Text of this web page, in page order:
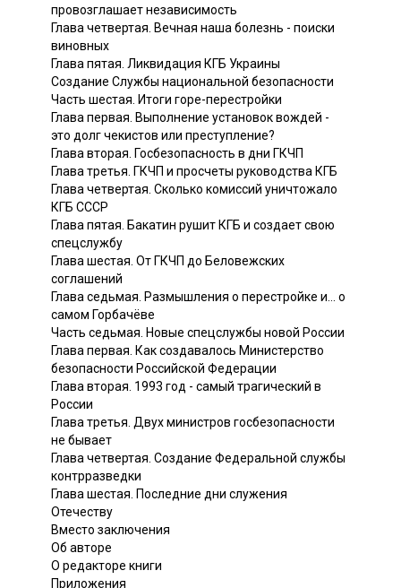
провозглашает независимость
Глава четвертая. Вечная наша болезнь - поиски
виновных
Глава пятая. Ликвидация КГБ Украины
Создание Службы национальной безопасности
Часть шестая. Итоги горе-перестройки
Глава первая. Выполнение установок вождей -
это долг чекистов или преступление?
Глава вторая. Госбезопасность в дни ГКЧП
Глава третья. ГКЧП и просчеты руководства КГБ
Глава четвертая. Сколько комиссий уничтожало
КГБ СССР
Глава пятая. Бакатин рушит КГБ и создает свою
спецслужбу
Глава шестая. От ГКЧП до Беловежских
соглашений
Глава седьмая. Размышления о перестройке и… о
самом Горбачёве
Часть седьмая. Новые спецслужбы новой России
Глава первая. Как создавалось Министерство
безопасности Российской Федерации
Глава вторая. 1993 год - самый трагический в
России
Глава третья. Двух министров госбезопасности
не бывает
Глава четвертая. Создание Федеральной службы
контрразведки
Глава шестая. Последние дни служения
Отечеству
Вместо заключения
Об авторе
О редакторе книги
Приложения